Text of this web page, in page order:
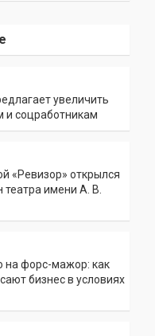
увеличить
и соцработникам
«Ревизор» открылся
театра имени А. В.
на форс-мажор: как
бизнес в условиях